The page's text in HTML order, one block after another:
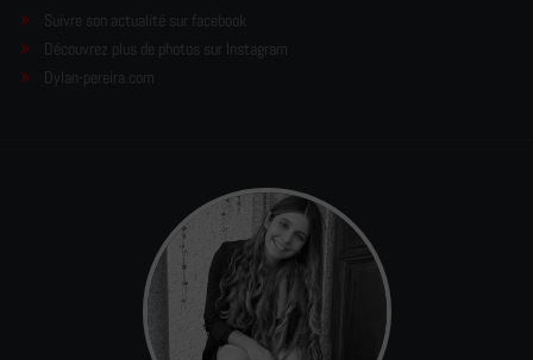
Suivre son actualité sur facebook
Découvrez plus de photos sur Instagram
Dylan-pereira.com